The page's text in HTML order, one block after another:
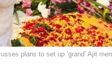
plans to set up ‘grand’ Ajit